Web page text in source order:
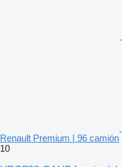
Renault Premium | 96 camión
10